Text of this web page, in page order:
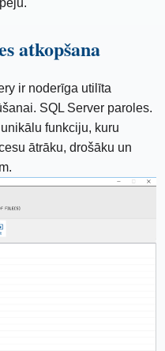
atkopšana
ir noderīga utilīta
SQL Server paroles.
funkciju, kuru
ātrāku, drošāku un